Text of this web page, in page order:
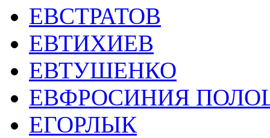
ЕВСТРАТОВ
ЕВТИХИЕВ
ЕВТУШЕНКО
ЕВФРОСИНИЯ
ЕГОРЛЫК